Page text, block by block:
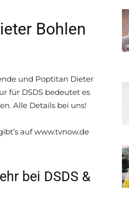
Bohlen
und Poptitan Dieter
für DSDS bedeutet es
Alle Details bei uns!
auf www.tvnow.de
bei DSDS &